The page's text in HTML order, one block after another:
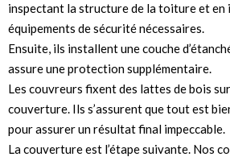
inspectant la structure de la toiture et en
équipements de sécurité nécessaires.
Ensuite, ils installent une couche
assure une protection supplémentaire.
Les couvreurs fixent des lattes de bois
couverture. Ils s’assurent que tout est
pour assurer un résultat final impeccable.
La couverture est l’étape suivante. Nos